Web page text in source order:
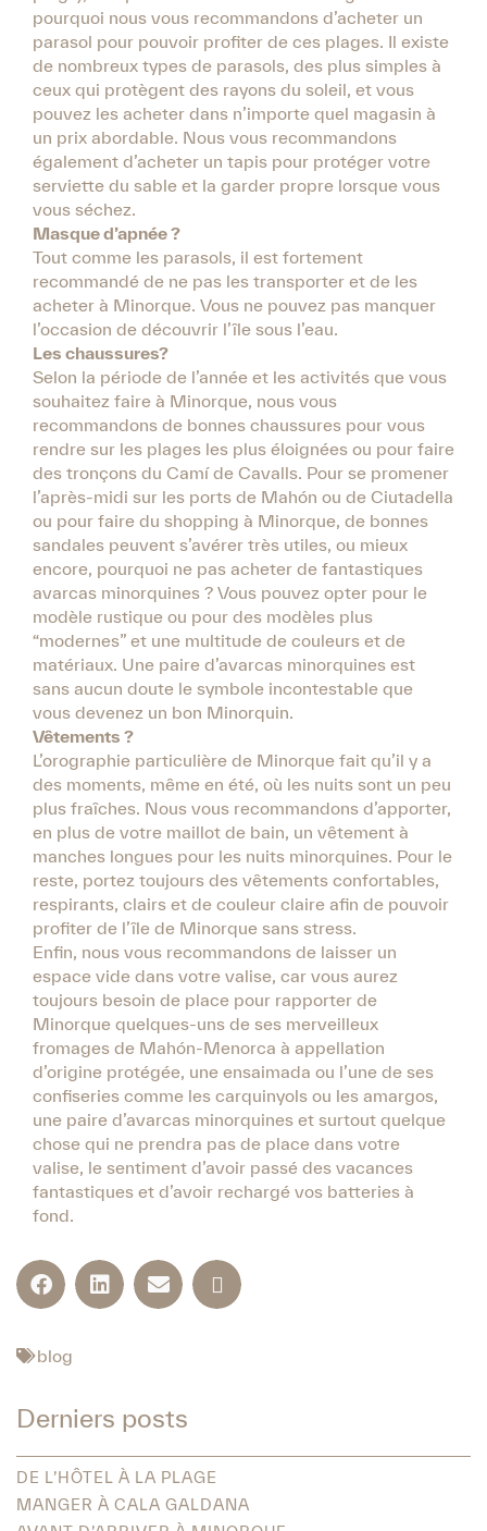
pourquoi nous vous recommandons d’acheter un
parasol pour pouvoir profiter de ces plages. Il existe
de nombreux types de parasols, des plus simples à
ceux qui protègent des rayons du soleil, et vous
pouvez les acheter dans n’importe quel magasin à
un prix abordable. Nous vous recommandons
également d’acheter un tapis pour protéger votre
serviette du sable et la garder propre lorsque vous
vous séchez.
Masque d’apnée ?
Tout comme les parasols, il est fortement
recommandé de ne pas les transporter et de les
acheter à Minorque. Vous ne pouvez pas manquer
l’occasion de découvrir l’île sous l’eau.
Les chaussures?
Selon la période de l’année et les activités que vous
souhaitez faire à Minorque, nous vous
recommandons de bonnes chaussures pour vous
rendre sur les plages les plus éloignées ou pour faire
des tronçons du Camí de Cavalls. Pour se promener
l’après-midi sur les ports de Mahón ou de Ciutadella
ou pour faire du shopping à Minorque, de bonnes
sandales peuvent s’avérer très utiles, ou mieux
encore, pourquoi ne pas acheter de fantastiques
avarcas minorquines ? Vous pouvez opter pour le
modèle rustique ou pour des modèles plus
“modernes” et une multitude de couleurs et de
matériaux. Une paire d’avarcas minorquines est
sans aucun doute le symbole incontestable que
vous devenez un bon Minorquin.
Vêtements ?
L’orographie particulière de Minorque fait qu’il y a
des moments, même en été, où les nuits sont un peu
plus fraîches. Nous vous recommandons d’apporter,
en plus de votre maillot de bain, un vêtement à
manches longues pour les nuits minorquines. Pour le
reste, portez toujours des vêtements confortables,
respirants, clairs et de couleur claire afin de pouvoir
profiter de l’île de Minorque sans stress.
Enfin, nous vous recommandons de laisser un
espace vide dans votre valise, car vous aurez
toujours besoin de place pour rapporter de
Minorque quelques-uns de ses merveilleux
fromages de Mahón-Menorca à appellation
d’origine protégée, une ensaimada ou l’une de ses
confiseries comme les carquinyols ou les amargos,
une paire d’avarcas minorquines et surtout quelque
chose qui ne prendra pas de place dans votre
valise, le sentiment d’avoir passé des vacances
fantastiques et d’avoir rechargé vos batteries à
fond.
blog
Derniers posts
DE L’HÔTEL À LA PLAGE
MANGER À CALA GALDANA